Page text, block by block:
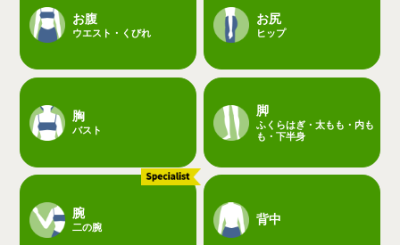
お腹
ウエスト・くびれ
お尻
ヒップ
胸
バスト
脚
ふくらはぎ・太もも・内も
も・下半身
腕
二の腕
背中